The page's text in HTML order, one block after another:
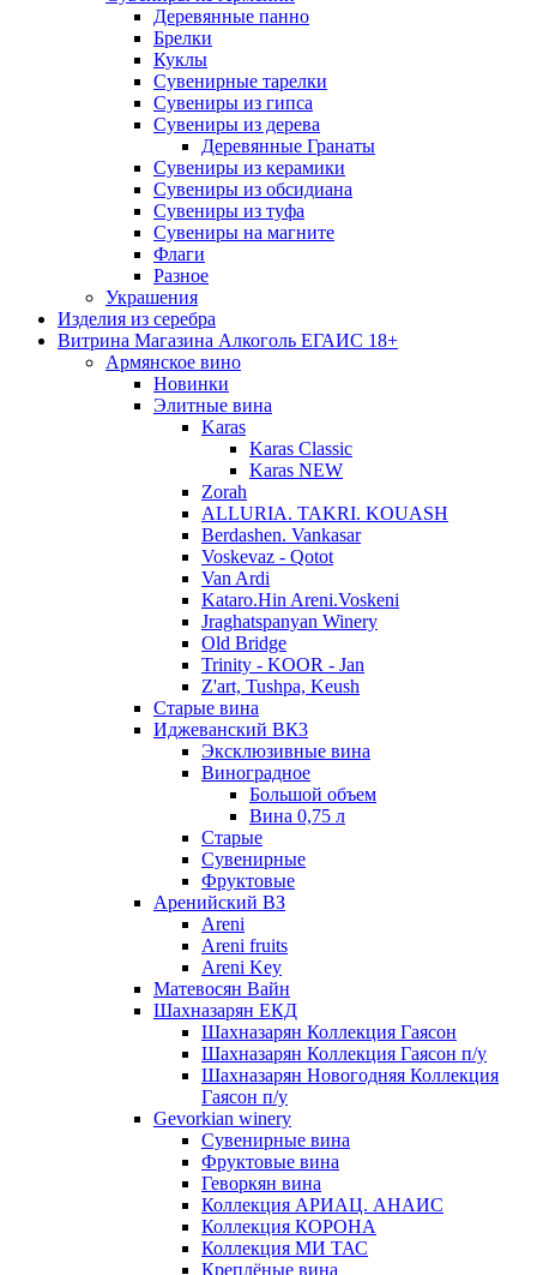
Деревянные панно
Брелки
Куклы
Сувенирные тарелки
Сувениры из гипса
Сувениры из дерева
Деревянные Гранаты
Сувениры из керамики
Сувениры из обсидиана
Сувениры из туфа
Сувениры на магните
Флаги
Разное
Украшения
Изделия из серебра
Витрина Магазина Алкоголь ЕГАИС 18+
Армянское вино
Новинки
Элитные вина
Karas
Karas Classic
Karas NEW
Zorah
ALLURIA. TAKRI. KOUASH
Berdashen. Vankasar
Voskevaz - Qotot
Van Ardi
Kataro.Hin Areni.Voskeni
Jraghatspanyan Winery
Old Bridge
Trinity - KOOR - Jan
Z'art, Tushpa, Keush
Старые вина
Иджеванский ВК3
Эксклюзивные вина
Виноградное
Большой объем
Вина 0,75 л
Старые
Сувенирные
Фруктовые
Аренийский ВЗ
Areni
Areni fruits
Areni Key
Матевосян Вайн
Шахназарян ЕКД
Шахназарян Коллекция Гаясон
Шахназарян Коллекция Гаясон п/у
Шахназарян Новогодняя Коллекция
Гаясон п/у
Gevorkian winery
Сувенирные вина
Фруктовые вина
Геворкян вина
Коллекция АРИАЦ. АНАИС
Коллекция КОРОНА
Коллекция МИ ТАС
Креплёные вина